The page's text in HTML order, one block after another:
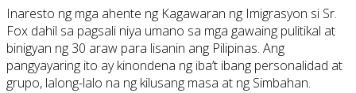
Inaresto ng mga ahente ng Kagawaran ng Imigrasyon si Sr.
Fox dahil sa pagsali niya umano sa mga gawaing pulitikal at
binigyan ng 30 araw para lisanin ang Pilipinas. Ang
pangyayaring ito ay kinondena ng iba’t ibang personalidad at
grupo, lalong-lalo na ng kilusang masa at ng Simbahan.